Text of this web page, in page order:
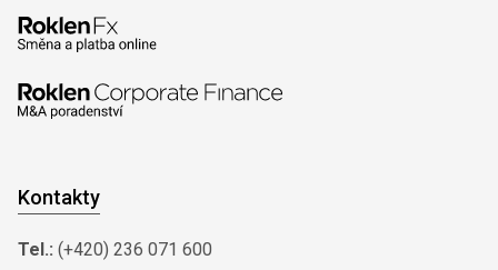
Kontakty
Tel.: (+420) 236 071 600